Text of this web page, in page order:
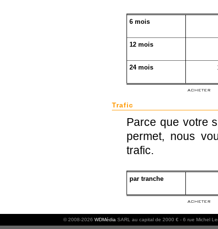
6 mois
12 mois
24 mois
Trafic
Parce que votre
permet, nous
trafic.
par tranche
© 2008-2026 WDMédia SARL au capital de 2000 € - 6 rue Michel